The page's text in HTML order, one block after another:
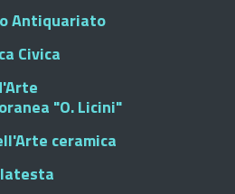
Antiquariato
Civica
"O. Licini"
ceramica